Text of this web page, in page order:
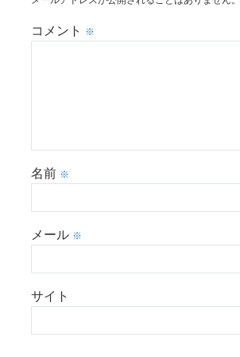
コメント ※
名前 ※
メール ※
サイト